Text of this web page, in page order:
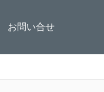
お問い合せ